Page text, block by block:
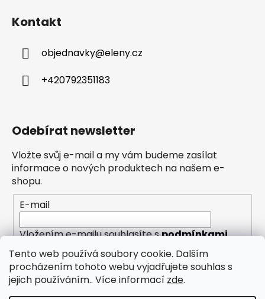
Tento web používá soubory cookie. Dalším
procházením tohoto webu vyjadřujete souhlas s
jejich používáním.. Více informací zde.
Kontakt
objednavky@eleny.cz
+420792351183
Odebírat newsletter
Vložte svůj e-mail a my vám budeme zasílat
informace o nových produktech na našem e-
shopu.
E-mail
Vložením e-mailu souhlasíte spodmínkami
ochrany osobních údajů
PŘIHLÁSIT SE